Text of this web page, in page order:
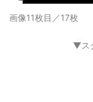
画像11枚目／17枚
▼ス